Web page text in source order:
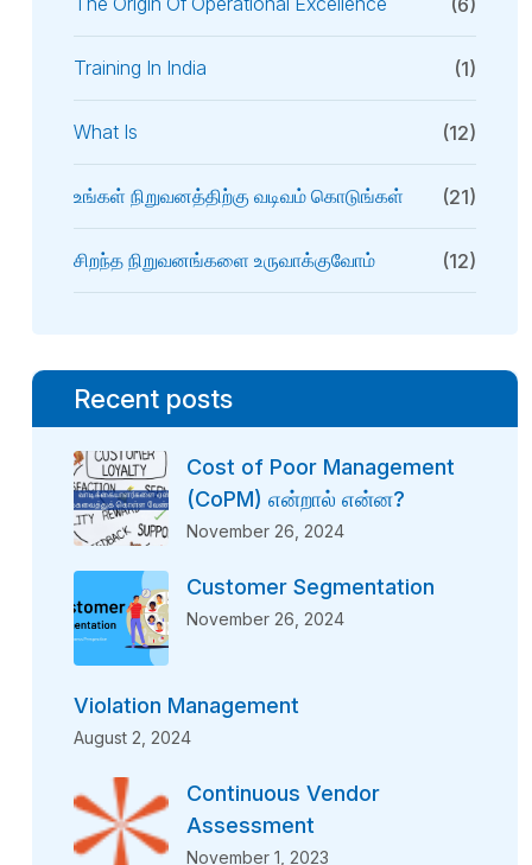
Training In India (1)
What Is (12)
உங்கள் நிறுவனத்திற்கு வடிவம் கொடுங்கள் (21)
சிறந்த நிறுவனங்களை உருவாக்குவோம் (12)
Recent posts
Cost of Poor Management
(CoPM) என்றால் என்ன?
November 26, 2024
Customer Segmentation
November 26, 2024
Violation Management
August 2, 2024
Continuous Vendor
Assessment
November 1, 2023